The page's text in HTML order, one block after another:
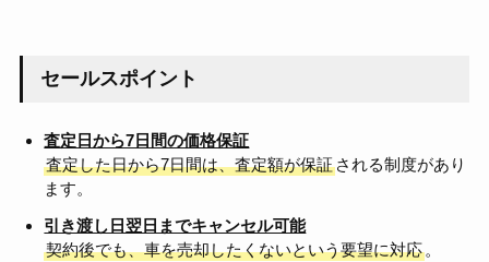
セールスポイント
査定日から7日間の価格保証
査定した日から7日間は、査定額が保証 される制度があり
ます。
引き渡し日翌日までキャンセル可能
契約後でも、車を売却したくないという要望に対応。